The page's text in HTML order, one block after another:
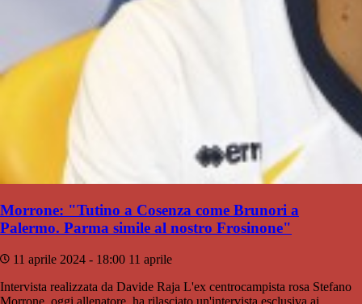
Morrone: "Tutino a Cosenza come Brunori a
Palermo. Parma simile al nostro Frosinone"
11 aprile 2024 - 18:00 11 aprile
Intervista realizzata da Davide Raja L'ex centrocampista rosa Stefano
Morrone, oggi allenatore, ha rilasciato un'intervista esclusiva ai